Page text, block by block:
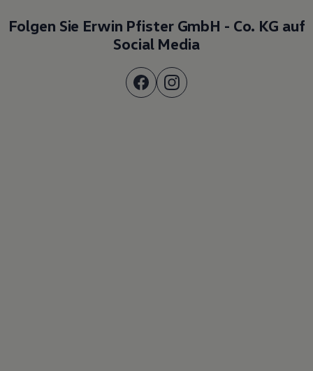
Folgen Sie Erwin Pfister GmbH - Co. KG auf
Social Media